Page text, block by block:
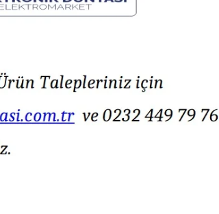
NC
YAYLI BUTON 12-24V DC 2NO/NC